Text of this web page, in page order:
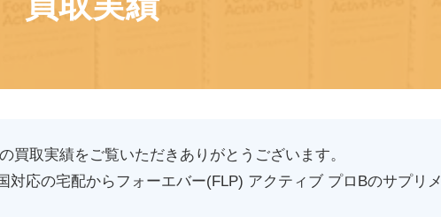
買取実績をご覧いただきありがとうございます。
対応の宅配からフォーエバー(FLP) アクティブ プロBのサプリメ